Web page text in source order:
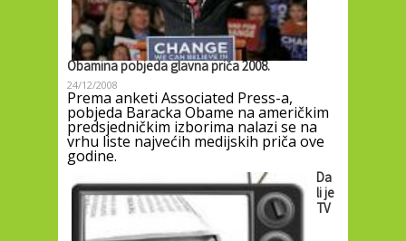
Obamina pobjeda glavna priča 2008.
24/12/2008
Prema anketi Associated Press-a,
pobjeda Baracka Obame na američkim
predsjedničkim izborima nalazi se na
vrhu liste najvećih medijskih priča ove
godine.
Da
li je
TV